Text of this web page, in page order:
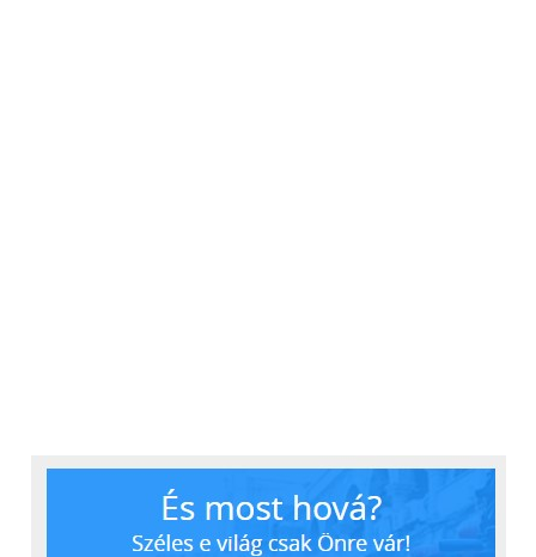
telepítése után kedvenc filmünk, sorozatunk is
bátran nézhető.